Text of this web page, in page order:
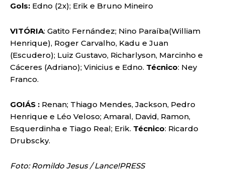
Gols: Edno (2x); Erik e Bruno Mineiro
VITÓRIA: Gatito Fernández; Nino Paraíba(William
Henrique), Roger Carvalho, Kadu e Juan
(Escudero); Luiz Gustavo, Richarlyson, Marcinho e
Cáceres (Adriano); Vinicius e Edno. Técnico: Ney
Franco.
GOIÁS : Renan; Thiago Mendes, Jackson, Pedro
Henrique e Léo Veloso; Amaral, David, Ramon,
Esquerdinha e Tiago Real; Erik. Técnico: Ricardo
Drubscky.
Foto: Romildo Jesus / Lance!PRESS